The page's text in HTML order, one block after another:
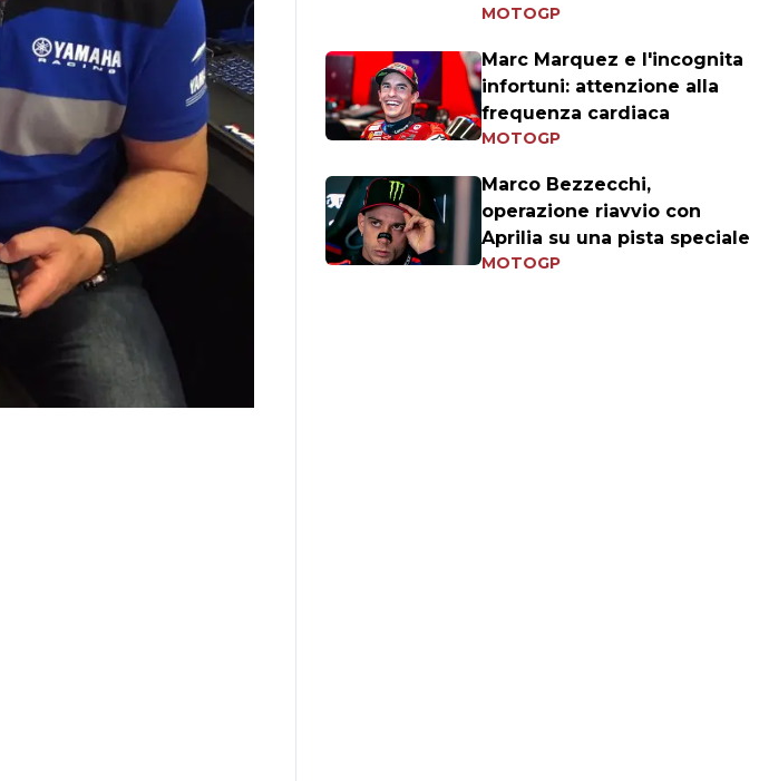
MOTOGP
Marc Marquez e l'incognita
infortuni: attenzione alla
frequenza cardiaca
MOTOGP
Marco Bezzecchi,
operazione riavvio con
Aprilia su una pista speciale
MOTOGP